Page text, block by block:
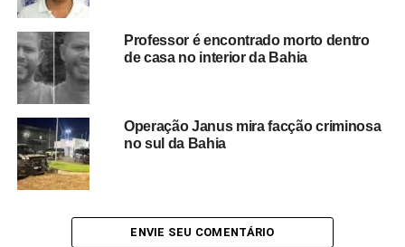
TÓPICOS RELACIONADOS
LAVAGEM DE DINHEIRO
MANDADOS DE PRISÃO
OPERAÇÃO POLICIAL
POLÍCIA FEDERAL
Professor é encontrado morto dentro
de casa no interior da Bahia
Operação Janus mira facção criminosa
no sul da Bahia
ENVIE SEU COMENTÁRIO